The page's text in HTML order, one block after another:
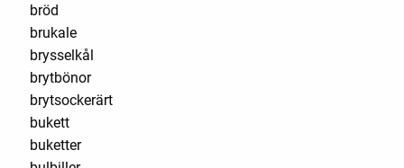
bröd
brukale
brysselkål
brytbönor
brytsockerärt
bukett
buketter